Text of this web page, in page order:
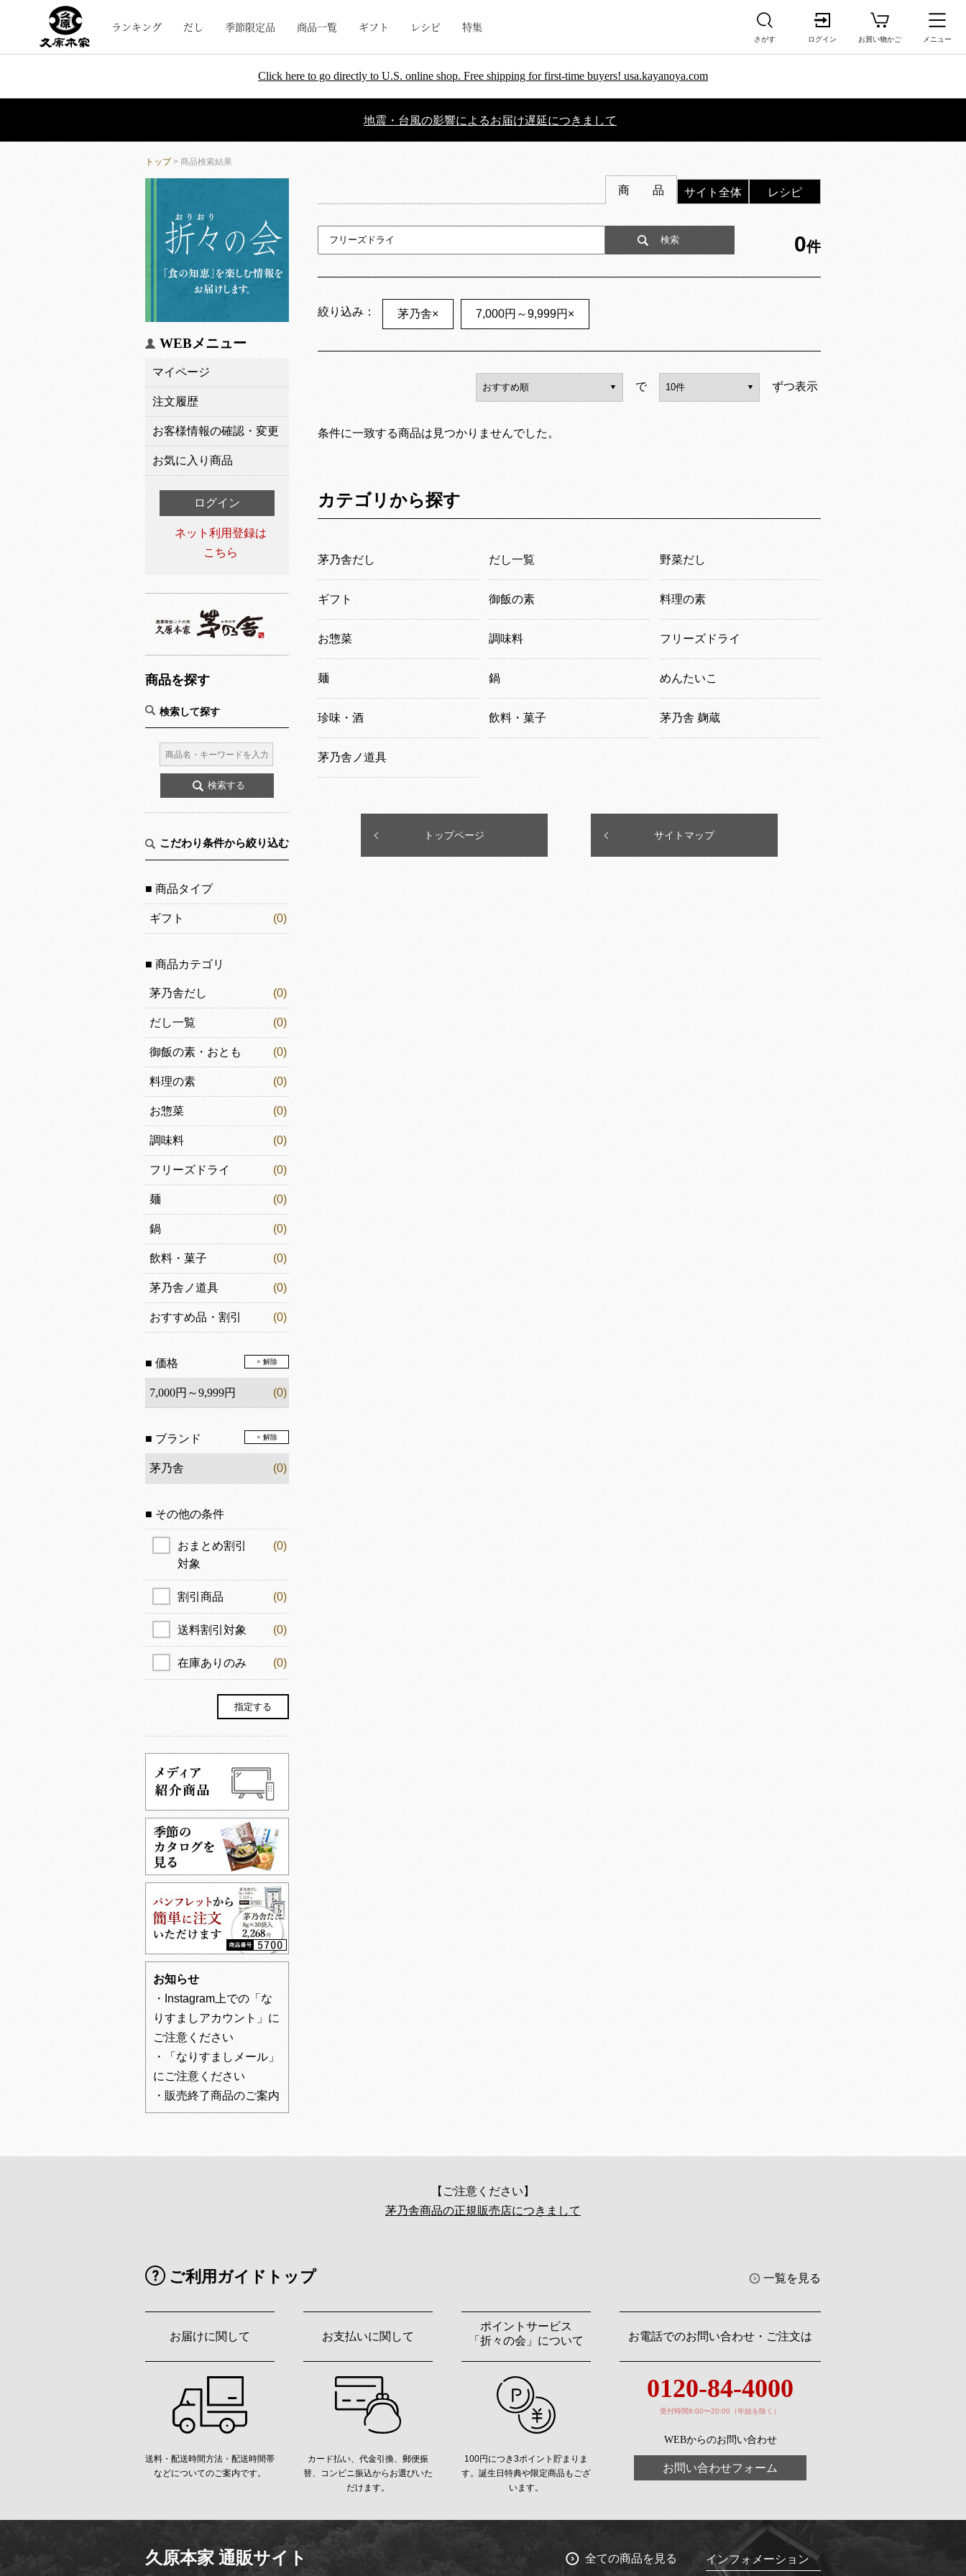
ランキング だし 季節限定品 商品一覧 ギフト レシピ 特集
さがす ログイン お買い物かご メニュー
Click here to go directly to U.S. online shop. Free shipping for first-time buyers! usa.kayanoya.com
地震・台風の影響によるお届け遅延につきまして
トップ> 商品検索結果
WEBメニュー
マイページ
注文履歴
お客様情報の確認・変更
お気に入り商品
ログイン
ネット利用登録は
こちら
商品を探す
検索して探す
こだわり条件から絞り込む
■ 商品タイプ
ギフト (0)
■ 商品カテゴリ
茅乃舎だし (0)
だし一覧 (0)
御飯の素・おとも (0)
料理の素 (0)
お惣菜 (0)
調味料 (0)
フリーズドライ (0)
麺 (0)
鍋 (0)
飲料・菓子 (0)
茅乃舎ノ道具 (0)
おすすめ品・割引 (0)
■ 価格 × 解除
7,000円～9,999円 (0)
■ ブランド × 解除
茅乃舎 (0)
■ その他の条件
おまとめ割引
対象
(0)
割引商品 (0)
送料割引対象 (0)
在庫ありのみ (0)
お知らせ
・Instagram上での「な
りすましアカウント」に
ご注意ください
・「なりすましメール」
にご注意ください
・販売終了商品のご案内
商 品 サイト全体 レシピ
0件
絞り込み： 茅乃舎× 7,000円～9,999円 ×
で ずつ表示
条件に一致する商品は見つかりませんでした。
カテゴリから探す
茅乃舎だし だし一覧 野菜だし
ギフト 御飯の素 料理の素
お惣菜 調味料 フリーズドライ
麺 鍋 めんたいこ
珍味・酒 飲料・菓子 茅乃舎 麹蔵
茅乃舎ノ道具
トップページ サイトマップ
【ご注意ください】
茅乃舎商品の正規販売店につきまして
ご利用ガイドトップ 一覧を見る
お届けに関して
送料・配送時間方法・配送時間帯
などについてのご案内です。
お支払いに関して
カード払い、代金引換、郵便振
替、コンビニ振込からお選びいた
だけます。
ポイントサービス
「折々の会」について
100円につき3ポイント貯まりま
す。誕生日特典や限定商品もござ
います。
お電話でのお問い合わせ・ご注文は
0120-84-4000
受付時間8:00〜20:00（年始を除く）
WEBからのお問い合わせ
お問い合わせフォーム
久原本家 通販サイト 全ての商品を見る インフォメーション